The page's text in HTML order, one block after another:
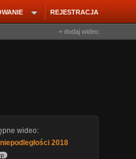
REJESTRACJA
+ dodaj wideo
wideo:
2018